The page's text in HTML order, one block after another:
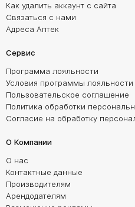
Как удалить аккаунт с сайта
Связаться с нами
Адреса Аптек
Сервис
Программа лояльности
Условия программы лояльности
Пользовательское соглашение
Политика обработки
Согласие на обработку
О Компании
О нас
Контактные данные
Производителям
Арендодателям